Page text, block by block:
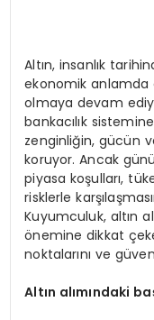
Altın, insanlık
ekonomik
olmaya devam
bankacılık
zenginliğin, gücün
koruyor. Ancak
piyasa koşulları,
risklerle
Kuyumculuk, altın
önemine dikkat
noktalarını ve
Altın alımındaki